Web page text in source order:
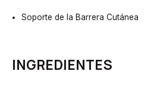
Soporte de la Barrera Cutánea
INGREDIENTES